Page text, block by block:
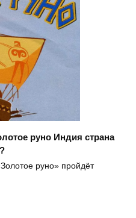
руно Индия страна
руно» пройдёт